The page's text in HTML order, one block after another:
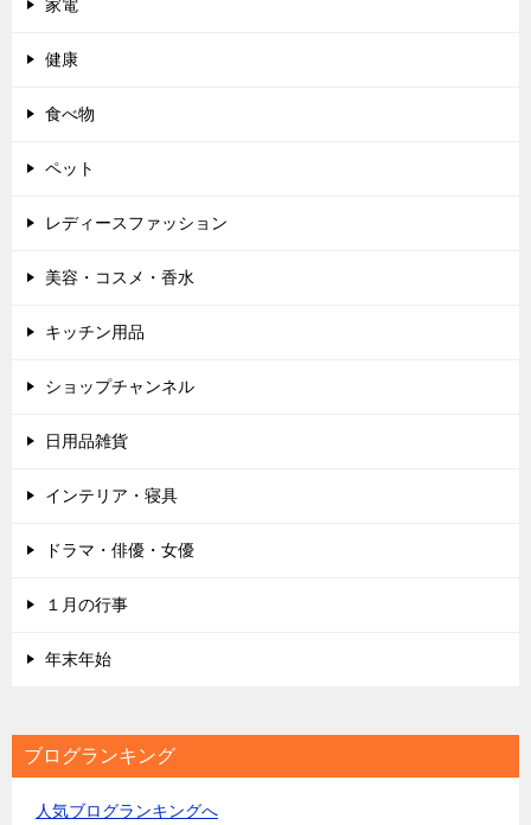
家電
健康
食べ物
ペット
レディースファッション
美容・コスメ・香水
キッチン用品
ショップチャンネル
日用品雑貨
インテリア・寝具
ドラマ・俳優・女優
１月の行事
年末年始
ブログランキング
人気ブログランキングへ